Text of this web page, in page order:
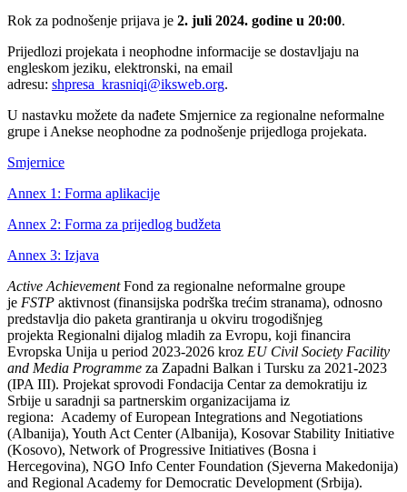
Rok za podnošenje prijava je 2. juli 2024. godine u 20:00.
Prijedlozi projekata i neophodne informacije se dostavljaju na
engleskom jeziku, elektronski, na email
adresu: shpresa_krasniqi@iksweb.org.
U nastavku možete da nađete Smjernice za regionalne neformalne
grupe i Anekse neophodne za podnošenje prijedloga projekata.
Smjernice
Annex 1: Forma aplikacije
Annex 2: Forma za prijedlog budžeta
Annex 3: Izjava
Active AchievementFond za regionalne neformalne groupe
je FSTP aktivnost (finansijska podrška trećim stranama), odnosno
predstavlja dio paketa grantiranja u okviru trogodišnjeg
projekta Regionalni dijalog mladih za Evropu, koji financira
Evropska Unija u period 2023-2026 kroz EU Civil Society Facility
and Media Programme za Zapadni Balkan i Tursku za 2021-2023
(IPA III). Projekat sprovodi Fondacija Centar za demokratiju iz
Srbije u saradnji sa partnerskim organizacijama iz
regiona: Academy of European Integrations and Negotiations
(Albanija), Youth Act Center (Albanija), Kosovar Stability Initiative
(Kosovo), Network of Progressive Initiatives (Bosna i
Hercegovina), NGO Info Center Foundation (Sjeverna Makedonija)
and Regional Academy for Democratic Development (Srbija).